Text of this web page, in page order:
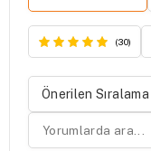
(30)
Önerilen Sıralama